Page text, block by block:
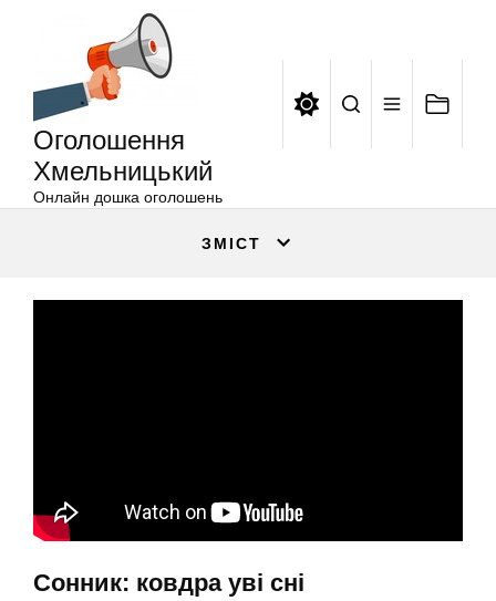
Оголошення
Хмельницький
Онлайн дошка оголошень
ЗМІСТ
Сонник: ковдра уві сні